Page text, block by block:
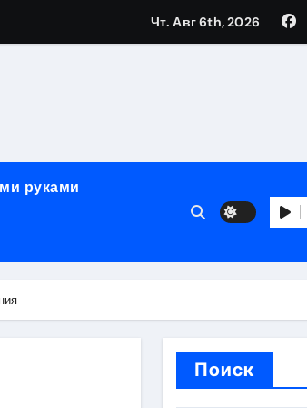
помещений и под навесом
доступа
Чт. Авг 6th, 2026
руками
Поиск